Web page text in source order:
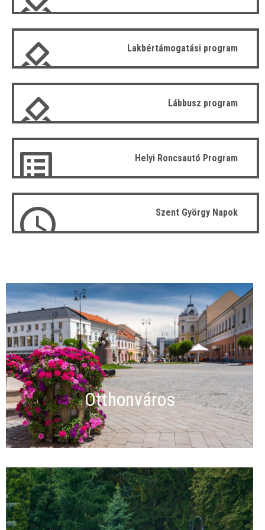
Lakbértámogatási program
Lábbusz program
Helyi Roncsautó Program
Szent György Napok
Otthonváros